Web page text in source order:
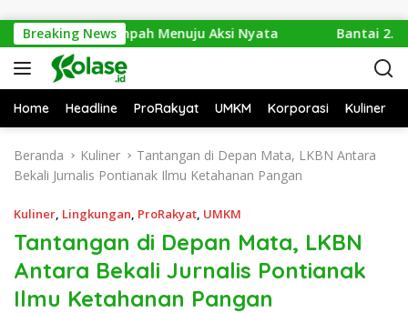
Breaking News
Isu Sampah Menuju Aksi Nyata Bantai 2.600
Home Headline ProRakyat UMKM Korporasi Kuliner
Beranda Kuliner
Tantangan di Depan Mata, LKBN Antara
Bekali Jurnalis Pontianak Ilmu Ketahanan Pangan
Kuliner, Lingkungan, ProRakyat, UMKM
Tantangan di Depan Mata, LKBN
Antara Bekali Jurnalis Pontianak
Ilmu Ketahanan Pangan